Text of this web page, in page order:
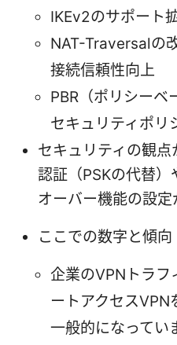
IKEv2のサポート
NAT-Traversalの
接続信頼性向上
PBR（ポリシーベ
セキュリティポリ
セキュリティの観
認証（PSKの代替）
オーバー機能の設定
ここでの数字と傾向
企業のVPNトラ
ートアクセス
一般的になってい